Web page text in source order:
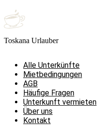
Toskana Urlauber
Alle Unterkünfte
Mietbedingungen
AGB
Häufige Fragen
Unterkunft vermieten
Über uns
Kontakt